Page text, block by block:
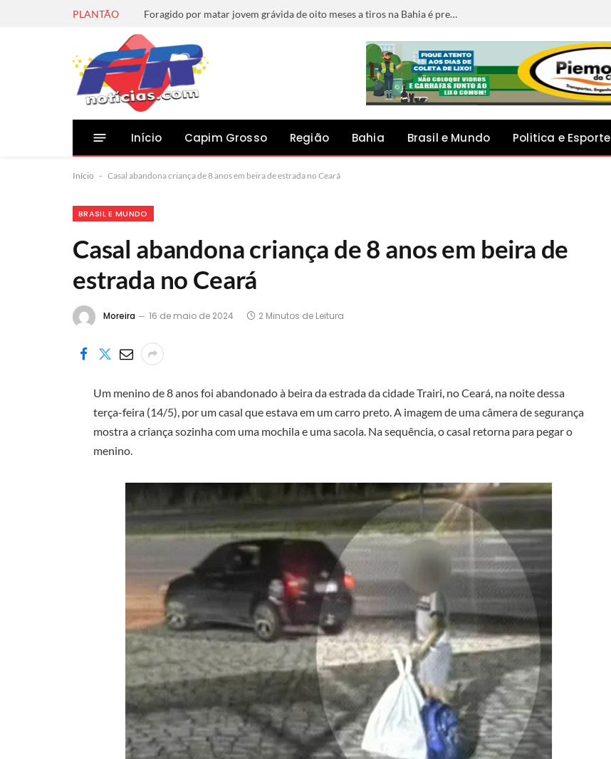
PLANTÃO Foragido por matar jovem grávida de oito meses a tiros na Bahia é preso em Minas Gerais
Início Capim Grosso Região Bahia Brasil e Mundo Politica e Esporte
Início - Casal abandona criança de 8 anos em beira de estrada no Ceará
BRASIL E MUNDO
Casal abandona criança de 8 anos em beira de
estrada no Ceará
Moreira 16 de maio de 2024 2 Minutos de Leitura
Um menino de 8 anos foi abandonado à beira da estrada da cidade Trairi, no Ceará, na noite dessa
terça-feira (14/5), por um casal que estava em um carro preto. A imagem de uma câmera de segurança
mostra a criança sozinha com uma mochila e uma sacola. Na sequência, o casal retorna para pegar o
menino.